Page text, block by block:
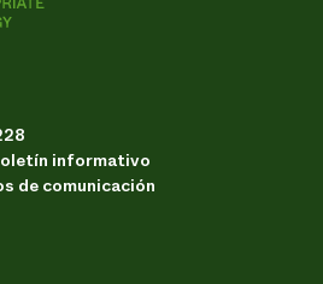
informativo
de comunicación